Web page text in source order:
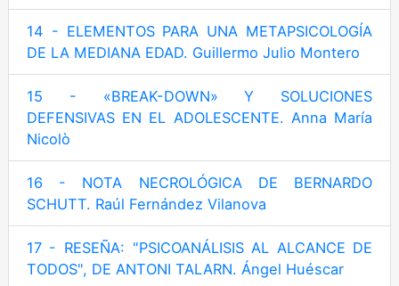
14 - ELEMENTOS PARA UNA METAPSICOLOGÍA
DE LA MEDIANA EDAD. Guillermo Julio Montero
15 - «BREAK-DOWN» Y SOLUCIONES
DEFENSIVAS EN EL ADOLESCENTE. Anna María
Nicolò
16 - NOTA NECROLÓGICA DE BERNARDO
SCHUTT. Raúl Fernández Vilanova
17 - RESEÑA: "PSICOANÁLISIS AL ALCANCE DE
TODOS", DE ANTONI TALARN. Ángel Huéscar